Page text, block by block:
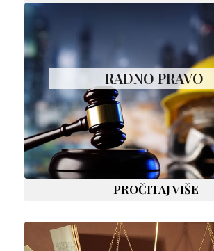
RADNO PRAVO
PROČITAJ VIŠE